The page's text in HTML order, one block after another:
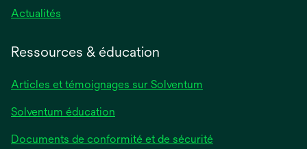
Actualités
Ressources & éducation
Articles et témoignages sur Solventum
Solventum éducation
Documents de conformité et de sécurité